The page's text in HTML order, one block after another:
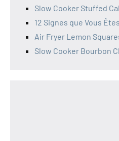
Slow Cooker Stuffed
12 Signes que Vous
Air Fryer Lemon
Slow Cooker Bourbon